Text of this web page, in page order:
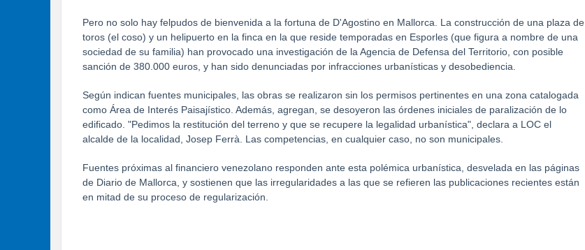
Pero no solo hay felpudos de bienvenida a la fortuna de D'Agostino en Mallorca. La construcción de una plaza de
toros (el coso) y un helipuerto en la finca en la que reside temporadas en Esporles (que figura a nombre de una
sociedad de su familia) han provocado una investigación de la Agencia de Defensa del Territorio, con posible
sanción de 380.000 euros, y han sido denunciadas por infracciones urbanísticas y desobediencia.
Según indican fuentes municipales, las obras se realizaron sin los permisos pertinentes en una zona catalogada
como Área de Interés Paisajístico. Además, agregan, se desoyeron las órdenes iniciales de paralización de lo
edificado. "Pedimos la restitución del terreno y que se recupere la legalidad urbanística", declara a LOC el
alcalde de la localidad, Josep Ferrà. Las competencias, en cualquier caso, no son municipales.
Fuentes próximas al financiero venezolano responden ante esta polémica urbanística, desvelada en las páginas
de Diario de Mallorca, y sostienen que las irregularidades a las que se refieren las publicaciones recientes están
en mitad de su proceso de regularización.